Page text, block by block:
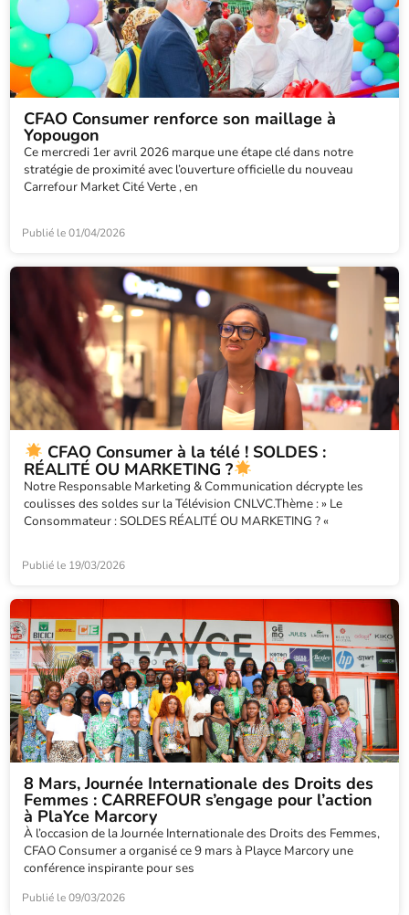
CFAO Consumer renforce son maillage à
Yopougon
Ce mercredi 1er avril 2026 marque une étape clé dans notre
stratégie de proximité avec l’ouverture officielle du nouveau
Carrefour Market Cité Verte , en
Publié le01/04/2026
CFAO Consumer à la télé ! SOLDES :
RÉALITÉ OU MARKETING ?
Notre Responsable Marketing & Communication décrypte les
coulisses des soldes sur la Télévision CNLVC.Thème : » Le
Consommateur : SOLDES RÉALITÉ OU MARKETING ? «
Publié le 19/03/2026
8 Mars, Journée Internationale des Droits des
Femmes : CARREFOUR s’engage pour l’action
à PlaYce Marcory
À l’occasion de la Journée Internationale des Droits des Femmes,
CFAO Consumer a organisé ce 9 mars à Playce Marcory une
conférence inspirante pour ses
Publié le09/03/2026